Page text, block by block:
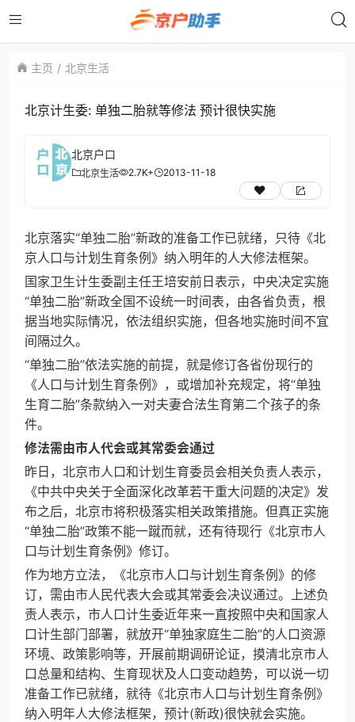
主页 北京生活
北京计生委: 单独二胎就等修法 预计很快实施
北京户口
北京生活 2.7K+ 2013-11-18
北京落实“单独二胎”新政的准备工作已就绪，只待《北
京人口与计划生育条例》纳入明年的人大修法框架。
国家卫生计生委副主任王培安前日表示，中央决定实施
“单独二胎”新政全国不设统一时间表，由各省负责，根
据当地实际情况，依法组织实施，但各地实施时间不宜
间隔过久。
“单独二胎”依法实施的前提，就是修订各省份现行的
《人口与计划生育条例》，或增加补充规定，将“单独
生育二胎”条款纳入一对夫妻合法生育第二个孩子的条
件。
修法需由市人代会或其常委会通过
昨日，北京市人口和计划生育委员会相关负责人表示，
《中共中央关于全面深化改革若干重大问题的决定》发
布之后，北京市将积极落实相关政策措施。但真正实施
“单独二胎”政策不能一蹴而就，还有待现行《北京市人
口与计划生育条例》修订。
作为地方立法，《北京市人口与计划生育条例》的修
订，需由市人民代表大会或其常委会决议通过。上述负
责人表示，市人口计生委近年来一直按照中央和国家人
口计生部门部署，就放开“单独家庭生二胎”的人口资源
环境、政策影响等，开展前期调研论证，摸清北京市人
口总量和结构、生育现状及人口变动趋势，可以说一切
准备工作已就绪，就待《北京市人口与计划生育条例》
纳入明年人大修法框架，预计(新政)很快就会实施。